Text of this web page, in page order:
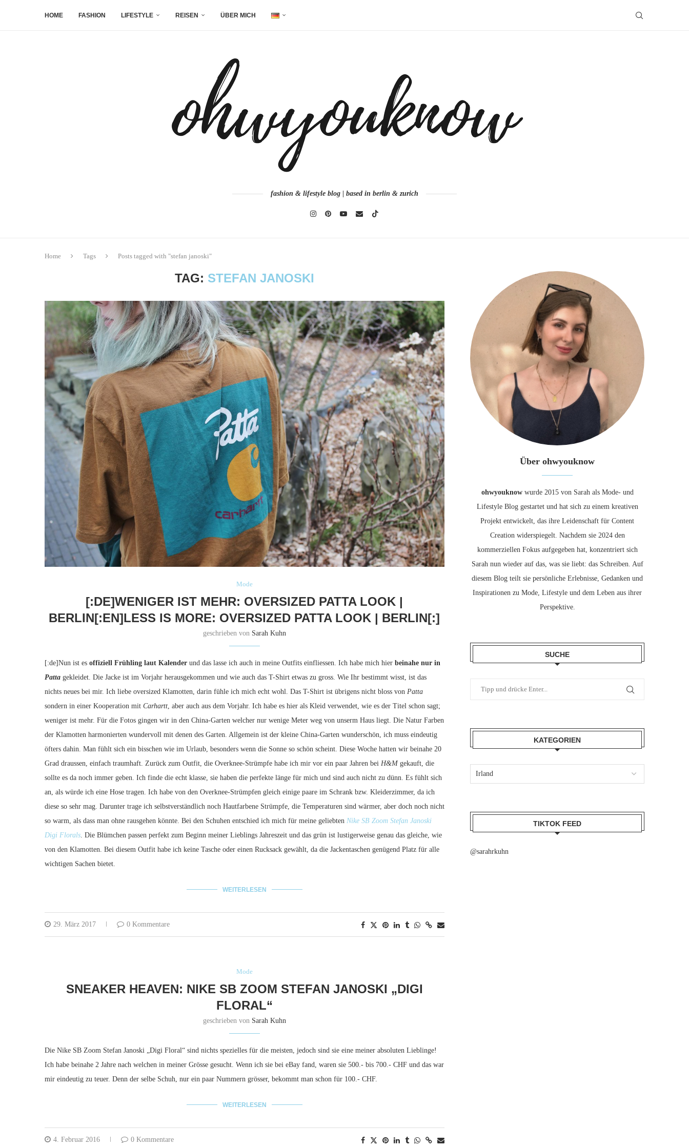
HOME FASHION LIFESTYLE REISEN ÜBER MICH
fashion & lifestyle blog | based in berlin & zurich
Home Tags Posts tagged with "stefan janoski"
TAG: STEFAN JANOSKI
Mode
[:DE]WENIGER IST MEHR: OVERSIZED PATTA LOOK |
BERLIN[:EN]LESS IS MORE: OVERSIZED PATTA LOOK | BERLIN[:]
geschrieben von Sarah Kuhn
[:de]Nun ist es offiziell Frühling laut Kalender und das lasse ich auch in meine Outfits einfliessen. Ich habe mich hier beinahe nur in
Patta gekleidet. Die Jacke ist im Vorjahr herausgekommen und wie auch das T-Shirt etwas zu gross. Wie Ihr bestimmt wisst, ist das
nichts neues bei mir. Ich liebe oversized Klamotten, darin fühle ich mich echt wohl. Das T-Shirt ist übrigens nicht bloss von Patta
sondern in einer Kooperation mit Carhartt, aber auch aus dem Vorjahr. Ich habe es hier als Kleid verwendet, wie es der Titel schon sagt;
weniger ist mehr. Für die Fotos gingen wir in den China-Garten welcher nur wenige Meter weg von unserm Haus liegt. Die Natur Farben
der Klamotten harmonierten wundervoll mit denen des Garten. Allgemein ist der kleine China-Garten wunderschön, ich muss eindeutig
öfters dahin. Man fühlt sich ein bisschen wie im Urlaub, besonders wenn die Sonne so schön scheint. Diese Woche hatten wir beinahe 20
Grad draussen, einfach traumhaft. Zurück zum Outfit, die Overknee-Strümpfe habe ich mir vor ein paar Jahren bei H&M gekauft, die
sollte es da noch immer geben. Ich finde die echt klasse, sie haben die perfekte länge für mich und sind auch nicht zu dünn. Es fühlt sich
an, als würde ich eine Hose tragen. Ich habe von den Overknee-Strümpfen gleich einige paare im Schrank bzw. Kleiderzimmer, da ich
diese so sehr mag. Darunter trage ich selbstverständlich noch Hautfarbene Strümpfe, die Temperaturen sind wärmer, aber doch noch nicht
so warm, als dass man ohne rausgehen könnte. Bei den Schuhen entschied ich mich für meine geliebten Nike SB Zoom Stefan Janoski
Digi Florals. Die Blümchen passen perfekt zum Beginn meiner Lieblings Jahreszeit und das grün ist lustigerweise genau das gleiche, wie
von den Klamotten. Bei diesem Outfit habe ich keine Tasche oder einen Rucksack gewählt, da die Jackentaschen genügend Platz für alle
wichtigen Sachen bietet.
WEITERLESEN
29. März 2017 0 Kommentare
Mode
SNEAKER HEAVEN: NIKE SB ZOOM STEFAN JANOSKI „DIGI
FLORAL“
geschrieben von Sarah Kuhn
Die Nike SB Zoom Stefan Janoski „Digi Floral“ sind nichts spezielles für die meisten, jedoch sind sie eine meiner absoluten Lieblinge!
Ich habe beinahe 2 Jahre nach welchen in meiner Grösse gesucht. Wenn ich sie bei eBay fand, waren sie 500.- bis 700.- CHF und das war
mir eindeutig zu teuer. Denn der selbe Schuh, nur ein paar Nummern grösser, bekommt man schon für 100.- CHF.
WEITERLESEN
4. Februar 2016 0 Kommentare
Über ohwyouknow
ohwyouknowwurde 2015 von Sarah als Mode- und
Lifestyle Blog gestartet und hat sich zu einem kreativen
Projekt entwickelt, das ihre Leidenschaft für Content
Creation widerspiegelt. Nachdem sie 2024 den
kommerziellen Fokus aufgegeben hat, konzentriert sich
Sarah nun wieder auf das, was sie liebt: das Schreiben. Auf
diesem Blog teilt sie persönliche Erlebnisse, Gedanken und
Inspirationen zu Mode, Lifestyle und dem Leben aus ihrer
Perspektive.
SUCHE
KATEGORIEN
TIKTOK FEED
@sarahrkuhn